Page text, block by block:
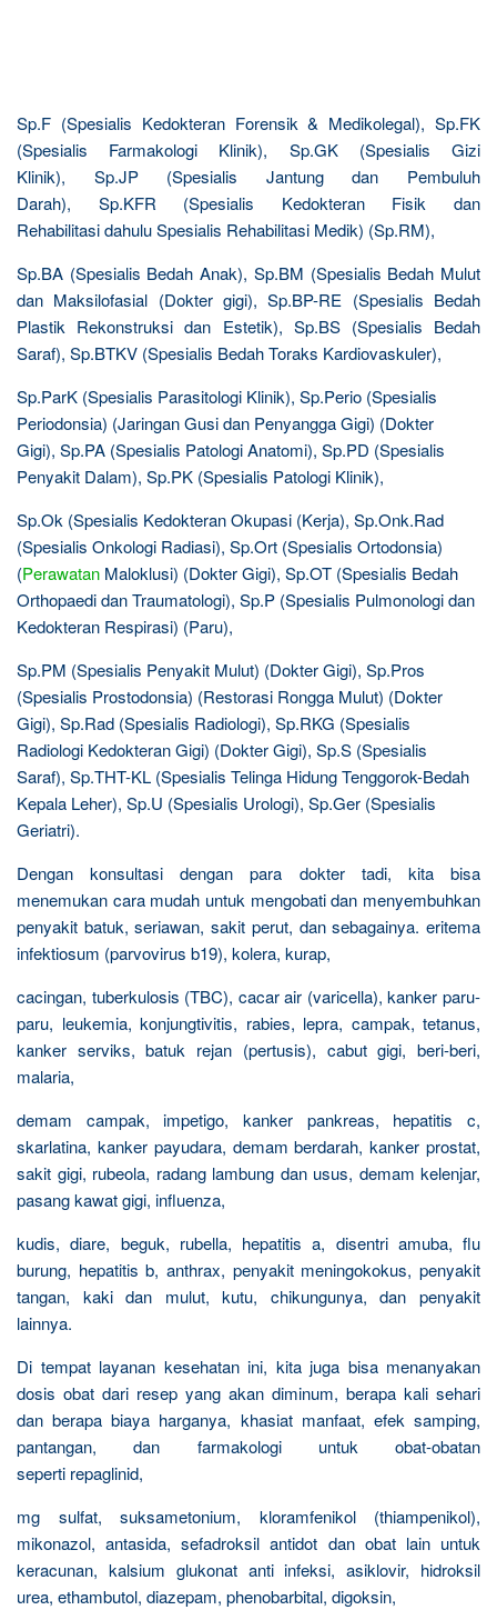
Sp.F (Spesialis Kedokteran Forensik & Medikolegal), Sp.FK
(Spesialis Farmakologi Klinik), Sp.GK (Spesialis Gizi
Klinik), Sp.JP (Spesialis Jantung dan Pembuluh
Darah), Sp.KFR (Spesialis Kedokteran Fisik dan
Rehabilitasi dahulu Spesialis Rehabilitasi Medik) (Sp.RM),
Sp.BA (Spesialis Bedah Anak), Sp.BM (Spesialis Bedah Mulut
dan Maksilofasial (Dokter gigi), Sp.BP-RE (Spesialis Bedah
Plastik Rekonstruksi dan Estetik), Sp.BS (Spesialis Bedah
Saraf), Sp.BTKV (Spesialis Bedah Toraks Kardiovaskuler),
Sp.ParK (Spesialis Parasitologi Klinik), Sp.Perio (Spesialis
Periodonsia) (Jaringan Gusi dan Penyangga Gigi) (Dokter
Gigi), Sp.PA (Spesialis Patologi Anatomi), Sp.PD (Spesialis
Penyakit Dalam), Sp.PK (Spesialis Patologi Klinik),
Sp.Ok (Spesialis Kedokteran Okupasi (Kerja), Sp.Onk.Rad
(Spesialis Onkologi Radiasi), Sp.Ort (Spesialis Ortodonsia)
(Perawatan Maloklusi) (Dokter Gigi), Sp.OT (Spesialis Bedah
Orthopaedi dan Traumatologi), Sp.P (Spesialis Pulmonologi dan
Kedokteran Respirasi) (Paru),
Sp.PM (Spesialis Penyakit Mulut) (Dokter Gigi), Sp.Pros
(Spesialis Prostodonsia) (Restorasi Rongga Mulut) (Dokter
Gigi), Sp.Rad (Spesialis Radiologi), Sp.RKG (Spesialis
Radiologi Kedokteran Gigi) (Dokter Gigi), Sp.S (Spesialis
Saraf), Sp.THT-KL (Spesialis Telinga Hidung Tenggorok-Bedah
Kepala Leher), Sp.U (Spesialis Urologi), Sp.Ger (Spesialis
Geriatri).
Dengan konsultasi dengan para dokter tadi, kita bisa
menemukan cara mudah untuk mengobati dan menyembuhkan
penyakit batuk, seriawan, sakit perut, dan sebagainya. eritema
infektiosum (parvovirus b19), kolera, kurap,
cacingan, tuberkulosis (TBC), cacar air (varicella), kanker paru-
paru, leukemia, konjungtivitis, rabies, lepra, campak, tetanus,
kanker serviks, batuk rejan (pertusis), cabut gigi, beri-beri,
malaria,
demam campak, impetigo, kanker pankreas, hepatitis c,
skarlatina, kanker payudara, demam berdarah, kanker prostat,
sakit gigi, rubeola, radang lambung dan usus, demam kelenjar,
pasang kawat gigi, influenza,
kudis, diare, beguk, rubella, hepatitis a, disentri amuba, flu
burung, hepatitis b, anthrax, penyakit meningokokus, penyakit
tangan, kaki dan mulut, kutu, chikungunya, dan penyakit
lainnya.
Di tempat layanan kesehatan ini, kita juga bisa menanyakan
dosis obat dari resep yang akan diminum, berapa kali sehari
dan berapa biaya harganya, khasiat manfaat, efek samping,
pantangan, dan farmakologi untuk obat-obatan
seperti repaglinid,
mg sulfat, suksametonium, kloramfenikol (thiampenikol),
mikonazol, antasida, sefadroksil antidot dan obat lain untuk
keracunan, kalsium glukonat anti infeksi, asiklovir, hidroksil
urea, ethambutol, diazepam, phenobarbital, digoksin,